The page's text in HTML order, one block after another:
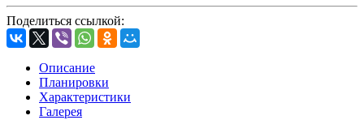
Поделиться ссылкой:
Описание
Планировки
Характеристики
Галерея